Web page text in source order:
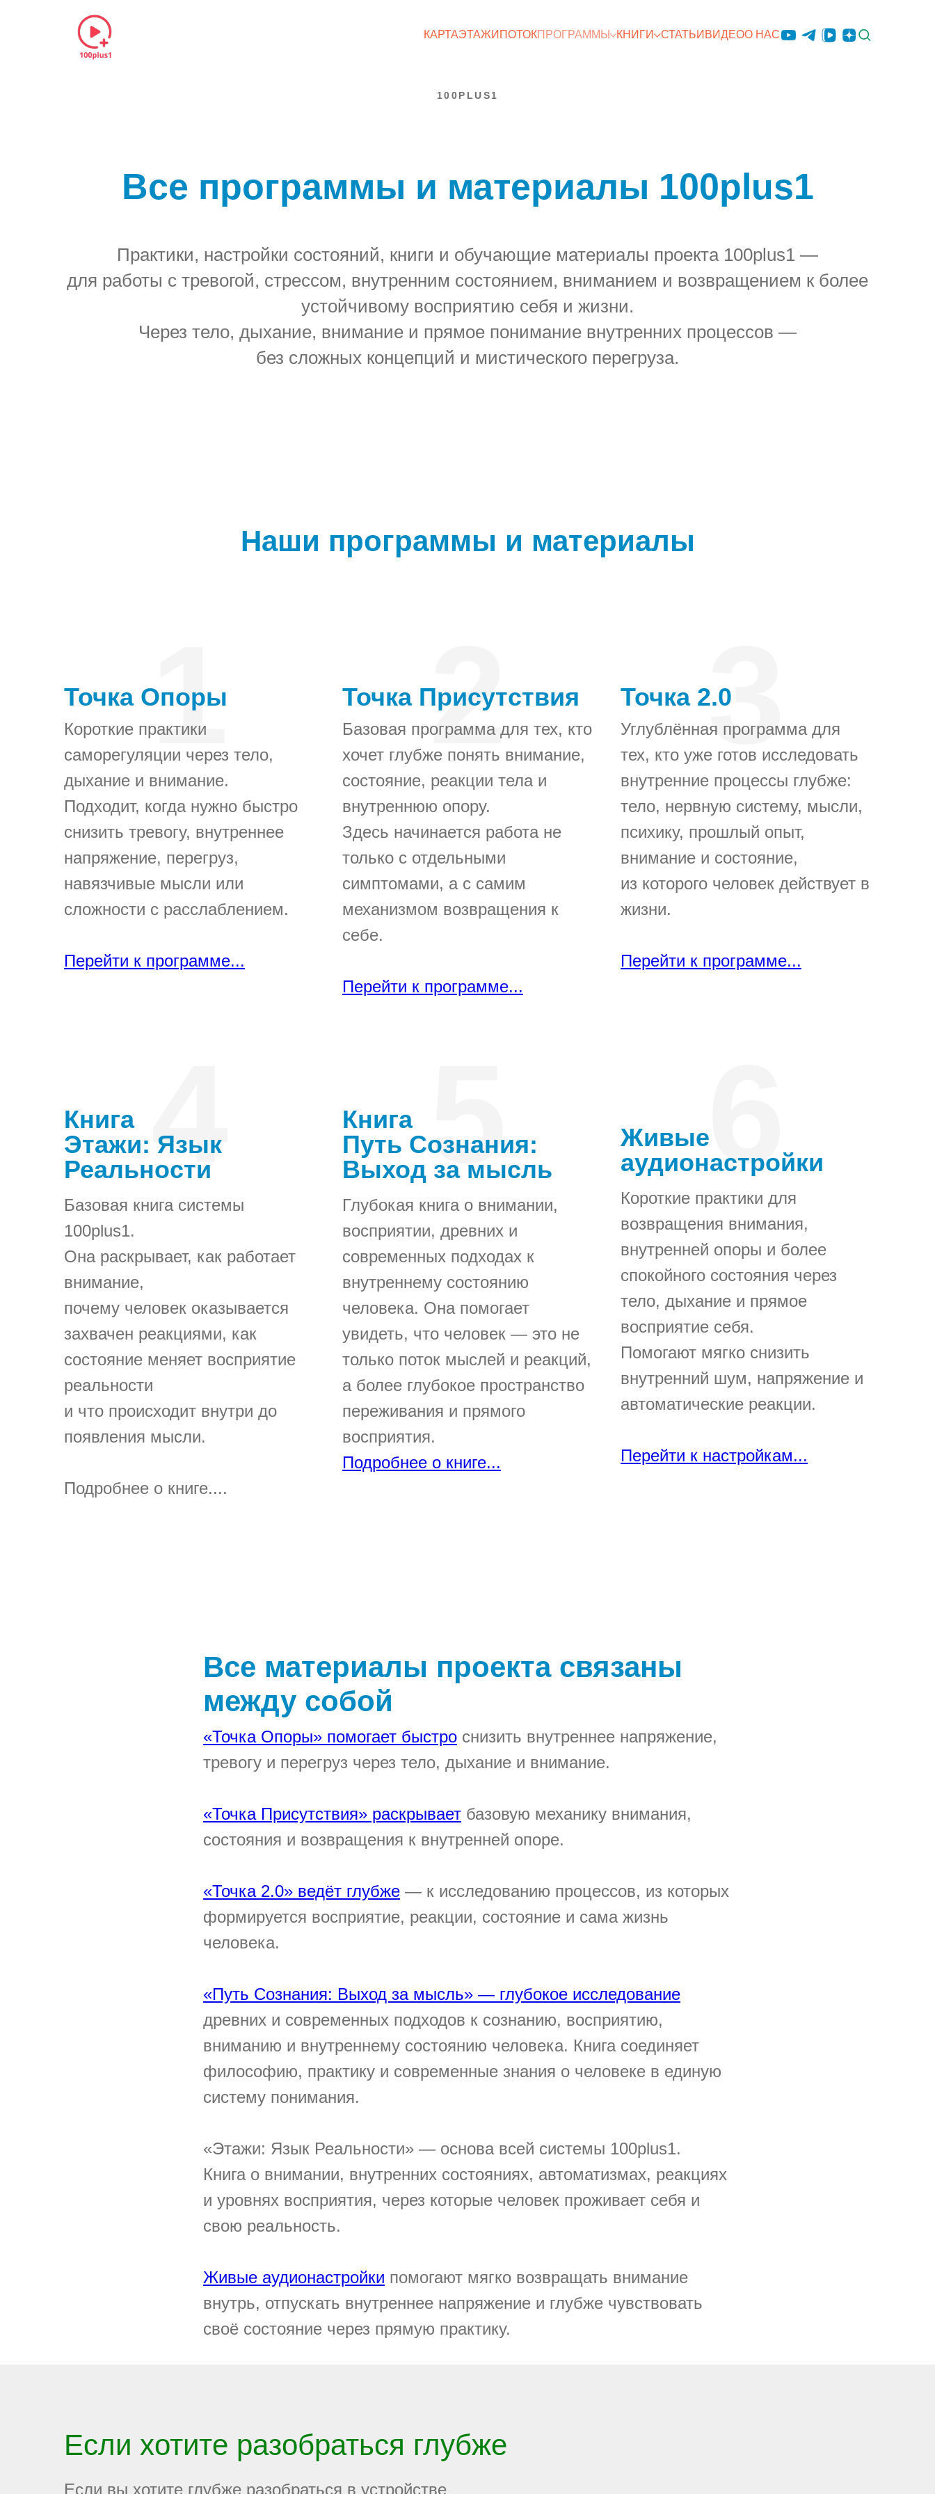
КАРТАЭТАЖИ ПОТОКПРОГРАММЫ КНИГИ СТАТЬИ ВИДЕОО НАС
100PLUS1
Все программы и материалы 100plus1
Практики, настройки состояний, книги и обучающие материалы проекта 100plus1 —
для работы с тревогой, стрессом, внутренним состоянием, вниманием и возвращением к более
устойчивому восприятию себя и жизни.
Через тело, дыхание, внимание и прямое понимание внутренних процессов —
без сложных концепций и мистического перегруза.
Наши программы и материалы
Точка Опоры
Короткие практики
саморегуляции через тело,
дыхание и внимание.
Подходит, когда нужно быстро
снизить тревогу, внутреннее
напряжение, перегруз,
навязчивые мысли или
сложности с расслаблением.
Перейти к программе...
1 Точка Присутствия
Базовая программа для тех, кто
хочет глубже понять внимание,
состояние, реакции тела и
внутреннюю опору.
Здесь начинается работа не
только с отдельными
симптомами, а с самим
механизмом возвращения к
себе.
Перейти к программе...
2 Точка 2.0
Углублённая программа для
тех, кто уже готов исследовать
внутренние процессы глубже:
тело, нервную систему, мысли,
психику, прошлый опыт,
внимание и состояние,
из которого человек действует в
жизни.
Перейти к программе...
3
Книга
Этажи: Язык
Реальности
Базовая книга системы
100plus1.
Она раскрывает, как работает
внимание,
почему человек оказывается
захвачен реакциями, как
состояние меняет восприятие
реальности
и что происходит внутри до
появления мысли.
Подробнее о книге....
4
Книга
Путь Сознания:
Выход за мысль
Глубокая книга о внимании,
восприятии, древних и
современных подходах к
внутреннему состоянию
человека. Она помогает
увидеть, что человек — это не
только поток мыслей и реакций,
а более глубокое пространство
переживания и прямого
восприятия.
Подробнее о книге...
5
Живые
аудионастройки
Короткие практики для
возвращения внимания,
внутренней опоры и более
спокойного состояния через
тело, дыхание и прямое
восприятие себя.
Помогают мягко снизить
внутренний шум, напряжение и
автоматические реакции.
Перейти к настройкам...
6
Все материалы проекта связаны
между собой
«Точка Опоры» помогает быстро снизить внутреннее напряжение,
тревогу и перегруз через тело, дыхание и внимание.
«Точка Присутствия» раскрывает базовую механику внимания,
состояния и возвращения к внутренней опоре.
«Точка 2.0» ведёт глубже — к исследованию процессов, из которых
формируется восприятие, реакции, состояние и сама жизнь
человека.
«Путь Сознания: Выход за мысль» — глубокое исследование
древних и современных подходов к сознанию, восприятию,
вниманию и внутреннему состоянию человека. Книга соединяет
философию, практику и современные знания о человеке в единую
систему понимания.
«Этажи: Язык Реальности» — основа всей системы 100plus1.
Книга о внимании, внутренних состояниях, автоматизмах, реакциях
и уровнях восприятия, через которые человек проживает себя и
свою реальность.
Живые аудионастройки помогают мягко возвращать внимание
внутрь, отпускать внутреннее напряжение и глубже чувствовать
своё состояние через прямую практику.
Если хотите разобраться глубже
Если вы хотите глубже разобраться в устройстве